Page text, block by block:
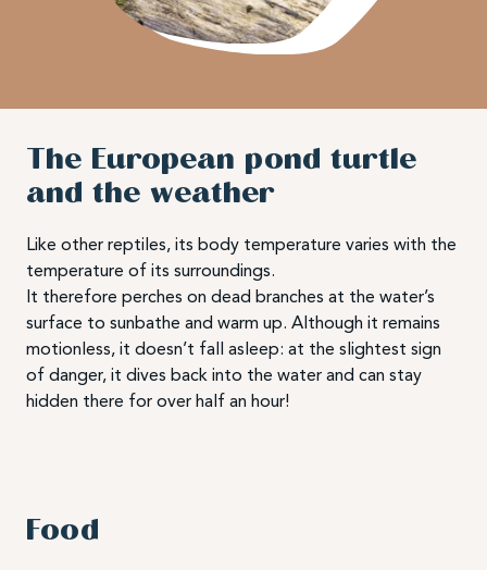
The European pond turtle
and the weather
Like other reptiles, its body temperature varies with the
temperature of its surroundings.
It therefore perches on dead branches at the water’s
surface to sunbathe and warm up. Although it remains
motionless, it doesn’t fall asleep: at the slightest sign
of danger, it dives back into the water and can stay
hidden there for over half an hour!
Food